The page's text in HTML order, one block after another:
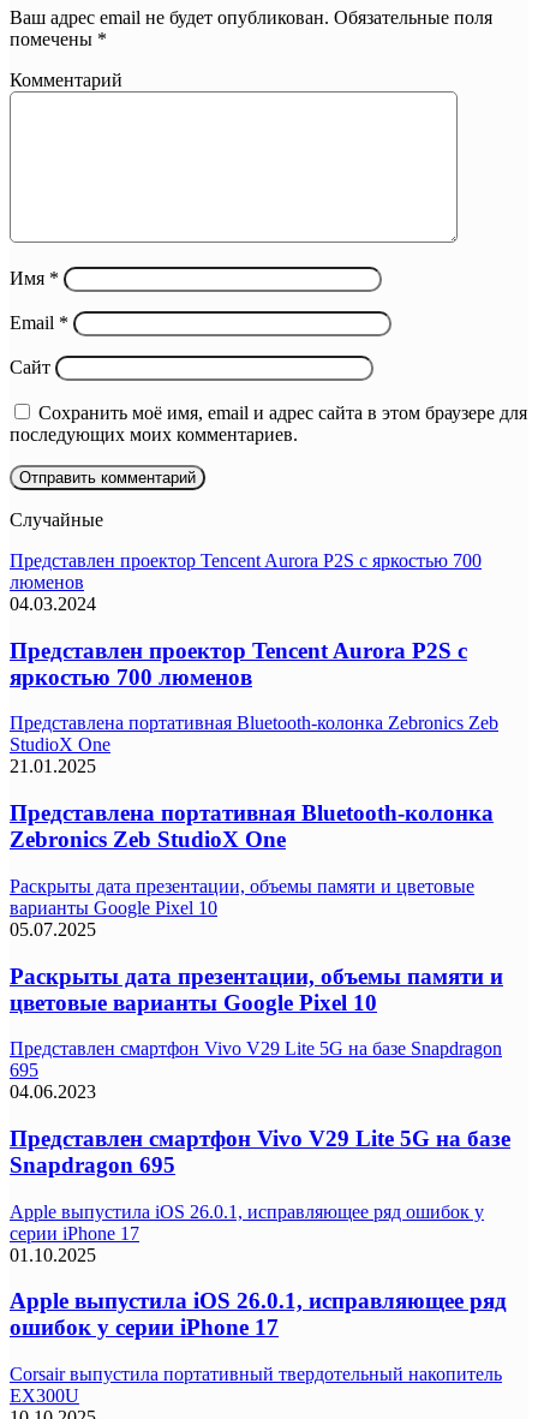
Ваш адрес email не будет опубликован. Обязательные поля
помечены *
Комментарий
Имя *
Email *
Сайт
Сохранить моё имя, email и адрес сайта в этом браузере для
последующих моих комментариев.
Случайные
Представлен проектор Tencent Aurora P2S с яркостью 700
люменов
04.03.2024
Представлен проектор Tencent Aurora P2S с
яркостью 700 люменов
Представлена портативная Bluetooth-колонка Zebronics Zeb
StudioX One
21.01.2025
Представлена портативная Bluetooth-колонка
Zebronics Zeb StudioX One
Раскрыты дата презентации, объемы памяти и цветовые
варианты Google Pixel 10
05.07.2025
Раскрыты дата презентации, объемы памяти и
цветовые варианты Google Pixel 10
Представлен смартфон Vivo V29 Lite 5G на базе Snapdragon
695
04.06.2023
Представлен смартфон Vivo V29 Lite 5G на базе
Snapdragon 695
Apple выпустила iOS 26.0.1, исправляющее ряд ошибок у
серии iPhone 17
01.10.2025
Apple выпустила iOS 26.0.1, исправляющее ряд
ошибок у серии iPhone 17
Corsair выпустила портативный твердотельный накопитель
EX300U